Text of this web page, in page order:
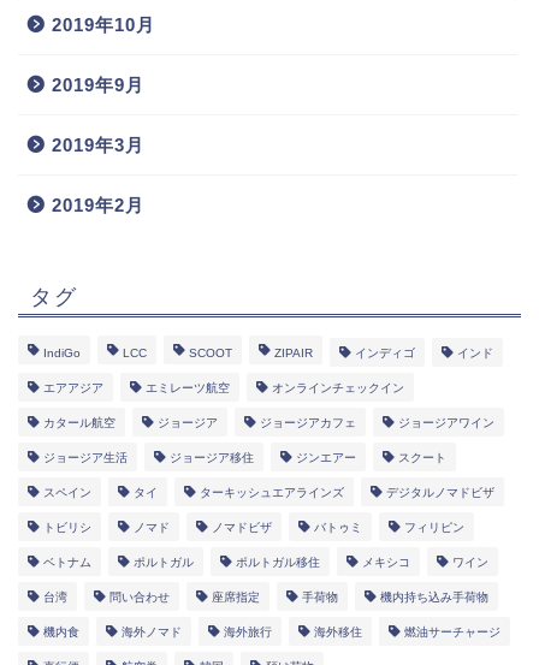
2019年10月
2019年9月
2019年3月
2019年2月
タグ
IndiGo LCC SCOOT ZIPAIR インディゴ インド
エアアジア エミレーツ航空 オンラインチェックイン
カタール航空 ジョージア ジョージアカフェ ジョージアワイン
ジョージア生活 ジョージア移住 ジンエアー スクート
スペイン タイ ターキッシュエアラインズ デジタルノマドビザ
トビリシ ノマド ノマドビザ バトゥミ フィリピン
ベトナム ポルトガル ポルトガル移住 メキシコ ワイン
台湾 問い合わせ 座席指定 手荷物 機内持ち込み手荷物
機内食 海外ノマド 海外旅行 海外移住 燃油サーチャージ